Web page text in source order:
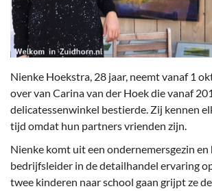
Nienke Hoekstra, 28 jaar, neemt vanaf 1
over van Carina van der Hoek die vanaf
delicatessenwinkel bestierde. Zij kennen
tijd omdat hun partners vrienden zijn.
Nienke komt uit een ondernemersgezin en
bedrijfsleider in de detailhandel ervaring
twee kinderen naar school gaan grijpt ze